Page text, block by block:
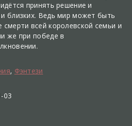
принять решение и
близких. Ведь мир может быть
смерти всей королевской семьи и
же при победе в
, Фэнтези
03